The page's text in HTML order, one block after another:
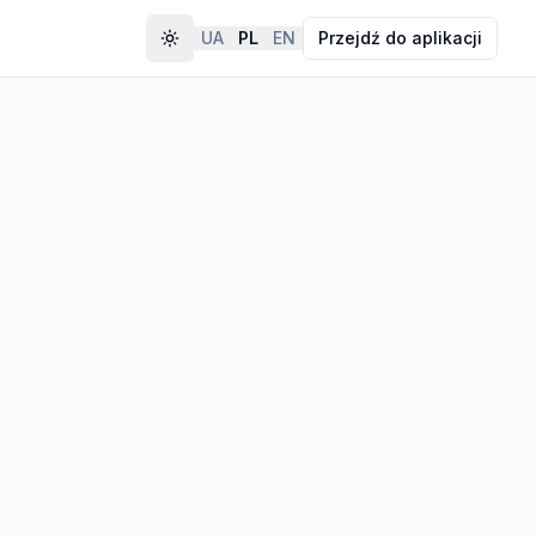
Toggle theme
UA PL EN Przejdź do aplikacji